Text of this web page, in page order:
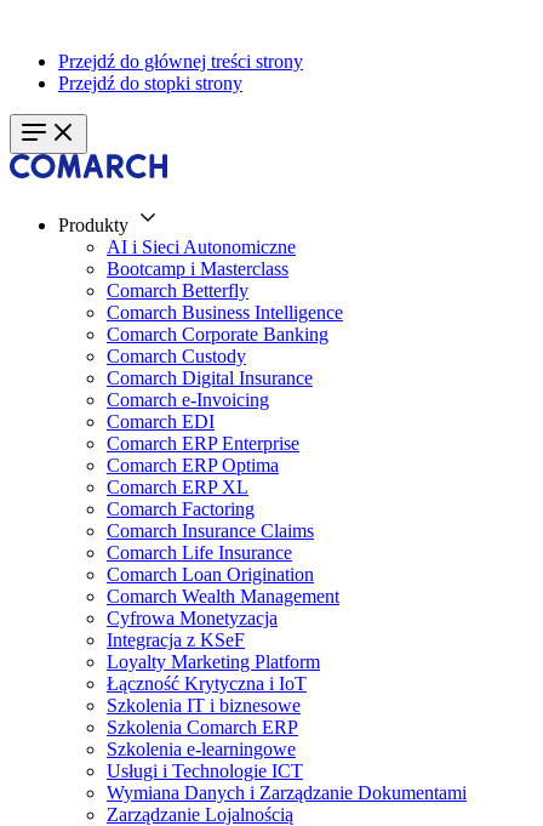
Przejdź do głównej treści strony
Przejdź do stopki strony
Produkty
AI i Sieci Autonomiczne
Bootcamp i Masterclass
Comarch Betterfly
Comarch Business Intelligence
Comarch Corporate Banking
Comarch Custody
Comarch Digital Insurance
Comarch e-Invoicing
Comarch EDI
Comarch ERP Enterprise
Comarch ERP Optima
Comarch ERP XL
Comarch Factoring
Comarch Insurance Claims
Comarch Life Insurance
Comarch Loan Origination
Comarch Wealth Management
Cyfrowa Monetyzacja
Integracja z KSeF
Loyalty Marketing Platform
Łączność Krytyczna i IoT
Szkolenia IT i biznesowe
Szkolenia Comarch ERP
Szkolenia e-learningowe
Usługi i Technologie ICT
Wymiana Danych i Zarządzanie Dokumentami
Zarządzanie Lojalnością